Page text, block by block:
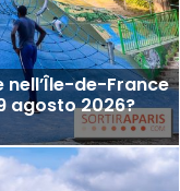
nell’Île-de-France
agosto 2026?